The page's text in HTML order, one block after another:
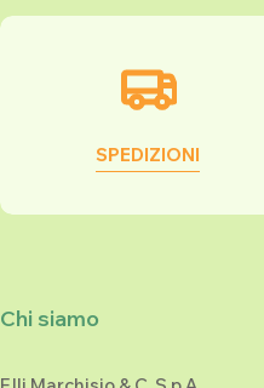
SPEDIZIONI
Chi siamo